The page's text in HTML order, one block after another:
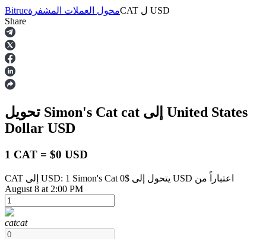
العقود الآجلة
العقود الآجلة USDT
Bitrueمحول العملات المشفرةCAT ل USD
Share
تحويل Simon's Cat cat
Dollar USD
1 CAT = $0 USD
CAT إلى USD: 1 Simon's Cat يتحول إلى $0 USD اعتباراً من
August 8 at 2:00 PM
catcat